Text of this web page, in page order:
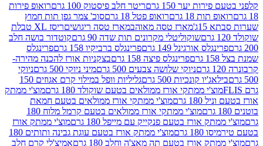
יער 150 גרם
ריטר חלב פיסטוק 100 גרם
רואופ פירות
תות 18 גרם
רואופ פטל 18 גרם
סוכ' צמר גפן תות חמוץ
מארז טסה מאוהב מארז טסה ריגושים
ריסז XL טבלת
שוקוליטלי מקרונים תות שדה 90 גרם
קוטדור בושה חלב
אורגינל 149 גרם
פרינגלס ברביקיו 158 גרם
פרינגלס
פרינגלס פיצה 158 גרם
בצקניות אורז להכנה מהירה-
ניוקי שלושה צבעים 500 גרם
מיני ניוקי 500 גרם
ניוקי
קונכיות 500 גרם
גליליות וופל במילוי קרם אגוזים 150
ממתקי אורז ממולאים בטעם שוקולד 180 גרם
מוצ'י ממתק
גרם
מוצ'י ממתקי אורז ממולאים בטעם חמאת
מוצ'י ממתקי אורז ממולאים בטעם קרמל מלוח 180
אורז בטעם פנקייק עם מייפל 180 גרם
מוצ'י ממתק אורז
גרם
מוצ'י ממתק אורז בטעם עוגת גבינה ותותים 180
אורז בטעם תה מאצ'ה וחלב 180 גרם
אמיצ'לי קרם חלב